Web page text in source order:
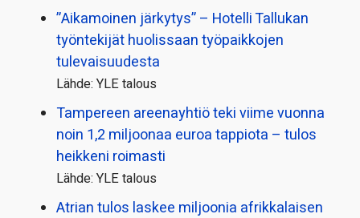
”Aikamoinen järkytys” – Hotelli Tallukan
työntekijät huolissaan työpaikkojen
tulevaisuudesta
Lähde: YLE talous
Tampereen areenayhtiö teki viime vuonna
noin 1,2 miljoonaa euroa tappiota – tulos
heikkeni roimasti
Lähde: YLE talous
Atrian tulos laskee miljoonia afrikkalaisen